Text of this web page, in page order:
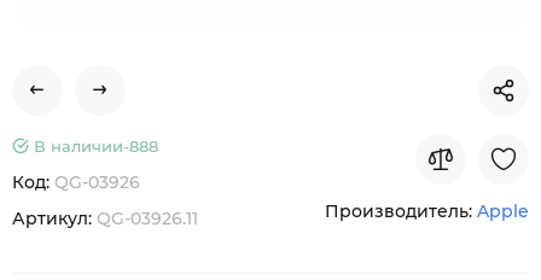
В наличии-888
Код: QG-03926
Артикул: QG-03926.11 Производитель: Apple